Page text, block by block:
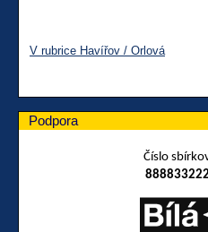
V rubrice Havířov / Orlová
Podpora
Číslo